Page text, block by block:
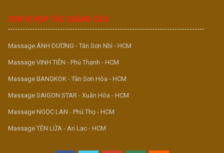
ĐƠN VỊ HỢP TÁC QUẢNG CÁO
Massage ÁNH DƯƠNG - Tân Sơn Nhì - HCM
Massage VINH TIÊN - Phú Thạnh - HCM
Massage BANGKOK - Tân Sơn Hòa - HCM
Massage SAIGON STAR - Xuân Hòa - HCM
Massage NGỌC LAN - Phú Thọ - HCM
Massage TÊN LỬA - An Lạc - HCM